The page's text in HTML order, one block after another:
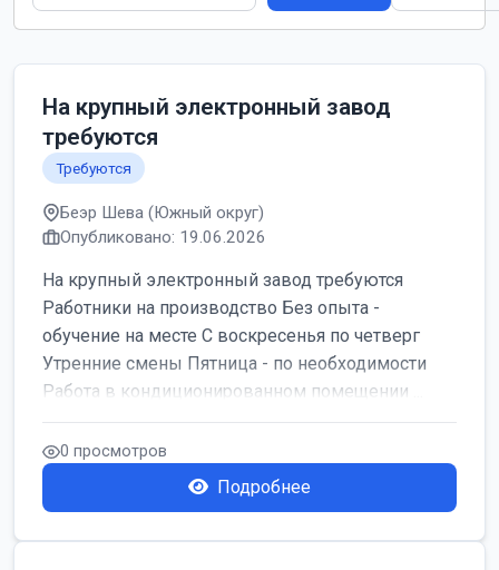
На крупный электронный завод
требуются
Требуются
Беэр Шева (Южный округ)
Опубликовано: 19.06.2026
На крупный электронный завод требуются
Работники на производство Без опыта -
обучение на месте С воскресенья по четверг
Утренние смены Пятница - по необходимости
Работа в кондиционированном помещении ...
0 просмотров
Подробнее